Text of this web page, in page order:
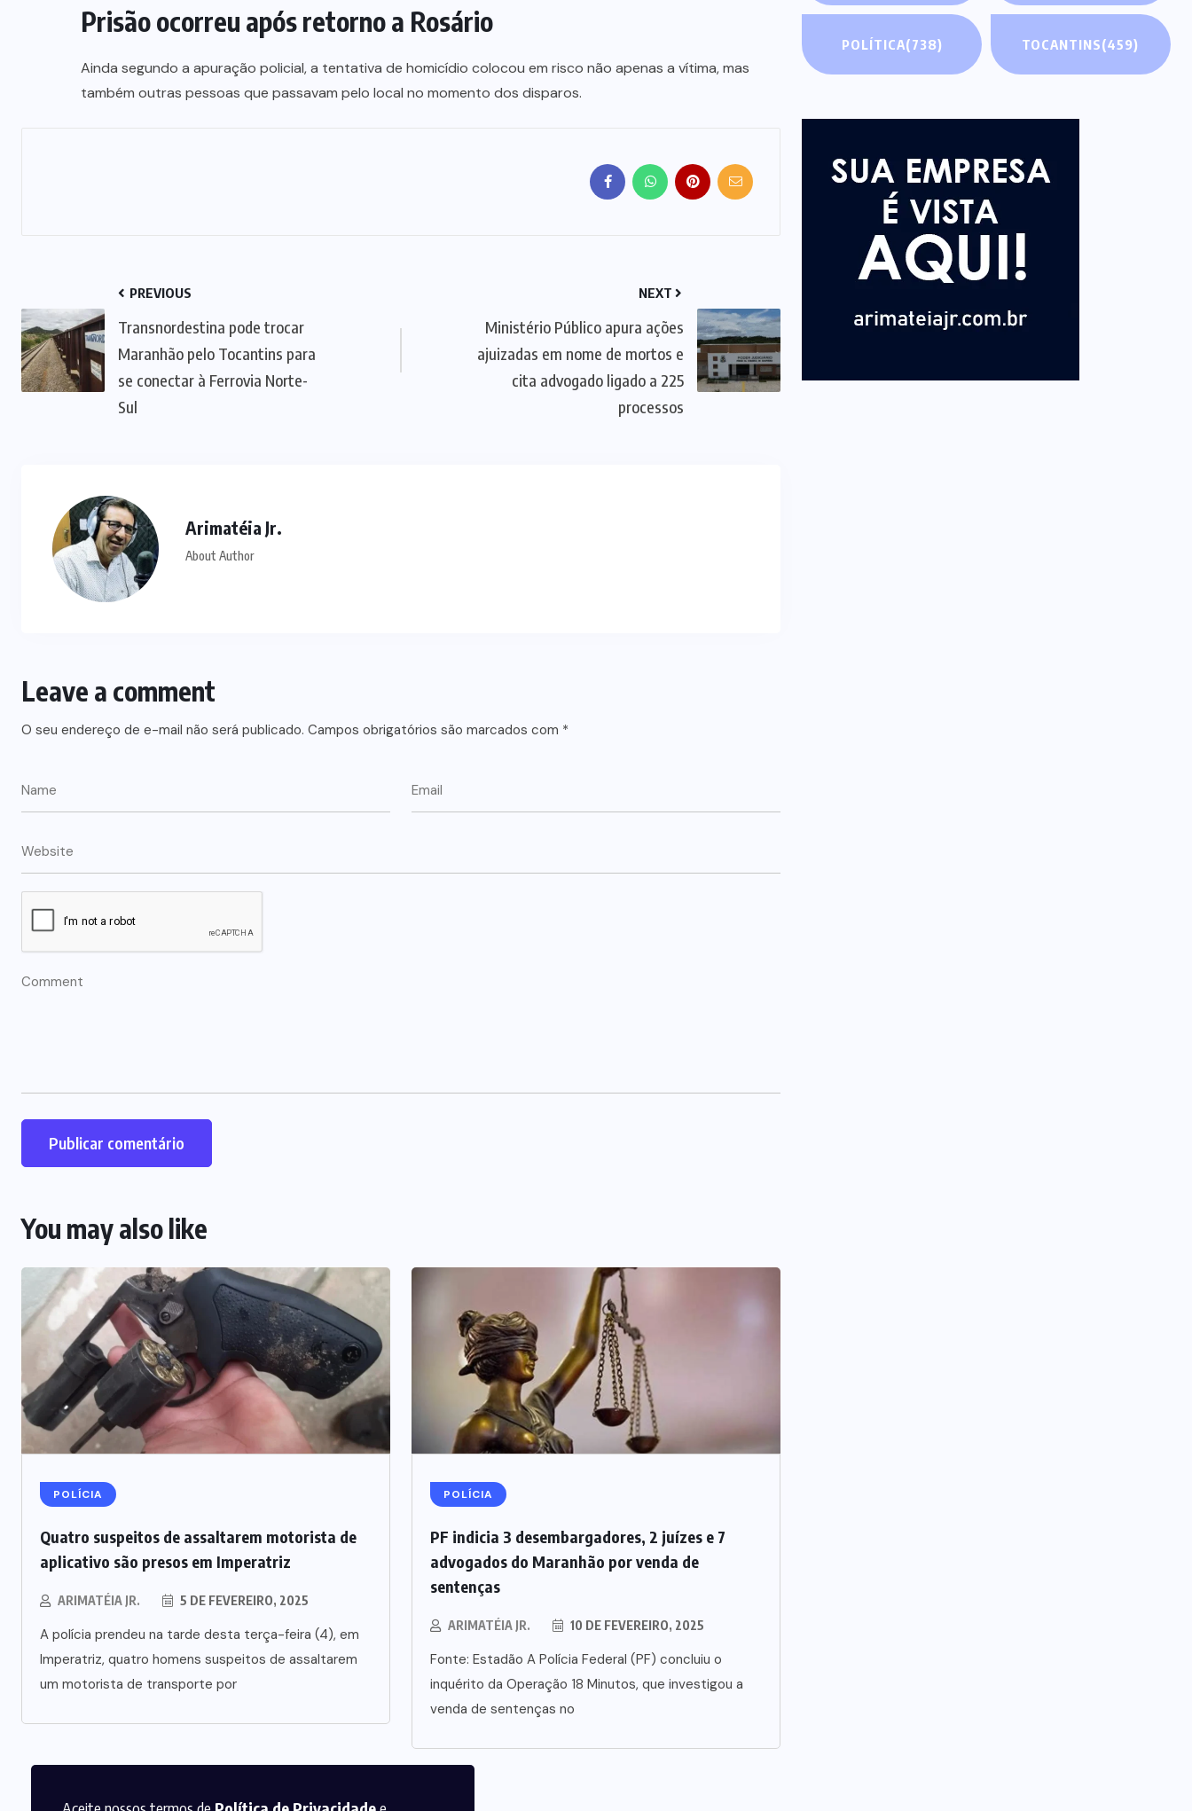
Prisão ocorreu após retorno a Rosário
Ainda segundo a apuração policial, a tentativa de homicídio colocou em risco não apenas a vítima, mas
também outras pessoas que passavam pelo local no momento dos disparos.
PREVIOUS
Transnordestina pode trocar
Maranhão pelo Tocantins para
se conectar à Ferrovia Norte-
Sul
NEXT
Ministério Público apura ações
ajuizadas em nome de mortos e
cita advogado ligado a 225
processos
Arimatéia Jr.
About Author
Leave a comment
O seu endereço de e-mail não será publicado. Campos obrigatórios são marcados com *
You may also like
POLÍCIA
Quatro suspeitos de assaltarem motorista de
aplicativo são presos em Imperatriz
ARIMATÉIA JR. 5 DE FEVEREIRO, 2025
A polícia prendeu na tarde desta terça-feira (4), em
Imperatriz, quatro homens suspeitos de assaltarem
um motorista de transporte por
POLÍCIA
PF indicia 3 desembargadores, 2 juízes e 7
advogados do Maranhão por venda de
sentenças
ARIMATÉIA JR. 10 DE FEVEREIRO, 2025
Fonte: Estadão A Polícia Federal (PF) concluiu o
inquérito da Operação 18 Minutos, que investigou a
venda de sentenças no
POLÍTICA(738) TOCANTINS(459)